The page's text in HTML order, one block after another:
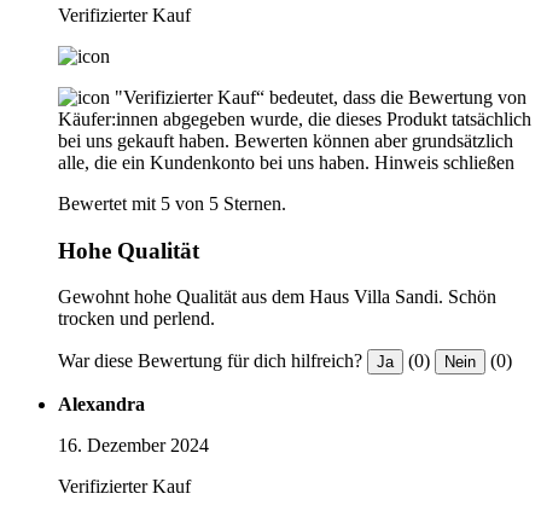
Verifizierter Kauf
"Verifizierter Kauf“ bedeutet, dass die Bewertung von
Käufer:innen abgegeben wurde, die dieses Produkt tatsächlich
bei uns gekauft haben. Bewerten können aber grundsätzlich
alle, die ein Kundenkonto bei uns haben. Hinweis schließen
Bewertet mit 5 von 5 Sternen.
Hohe Qualität
Gewohnt hohe Qualität aus dem Haus Villa Sandi. Schön
trocken und perlend.
War diese Bewertung für dich hilfreich? Ja (0) Nein (0)
Alexandra
16. Dezember 2024
Verifizierter Kauf